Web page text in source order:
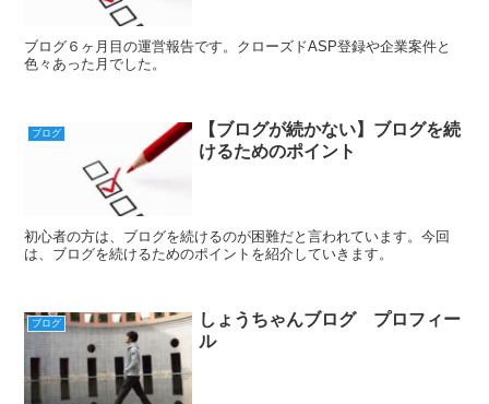
ブログ６ヶ月目の運営報告です。クローズドASP登録や企業案件と
色々あった月でした。
ブログ
【ブログが続かない】ブログを続
けるためのポイント
初心者の方は、ブログを続けるのが困難だと言われています。今回
は、ブログを続けるためのポイントを紹介していきます。
ブログ
しょうちゃんブログ プロフィー
ル